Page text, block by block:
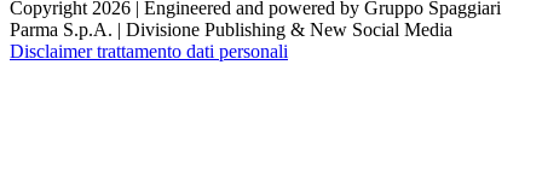
Copyright 2026 | Engineered and powered by Gruppo Spaggiari
Parma S.p.A. | Divisione Publishing & New Social Media
Disclaimer trattamento dati personali